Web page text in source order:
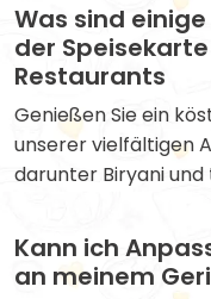
Was sind
der
Restaurants
Genießen Sie ein
unserer vielfältigen
darunter Biryani
Kann ich
an meinem